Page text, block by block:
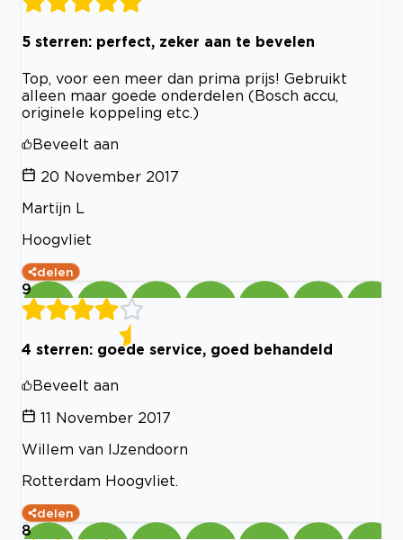
5 sterren: perfect, zeker aan te bevelen
Top, voor een meer dan prima prijs! Gebruikt
alleen maar goede onderdelen (Bosch accu,
originele koppeling etc.)
Beveelt aan
20 November 2017
Martijn L
Hoogvliet
delen
9
4 sterren: goede service, goed behandeld
Beveelt aan
11 November 2017
Willem van IJzendoorn
Rotterdam Hoogvliet.
delen
8